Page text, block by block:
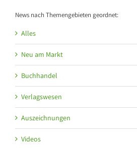
News nach Themengebieten geordnet:
Alles
Neu am Markt
Buchhandel
Verlagswesen
Auszeichnungen
Videos